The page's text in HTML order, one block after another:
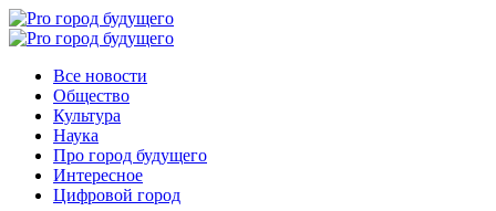
Menu
Поиск
Menu
Pro
Все новости
Общество
Культура
Наука
Про город будущего
Интересное
Цифровой город